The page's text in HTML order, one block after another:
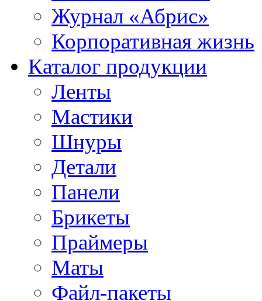
Журнал «Абрис»
Корпоративная жизнь
Каталог продукции
Ленты
Мастики
Шнуры
Детали
Панели
Брикеты
Праймеры
Маты
Файл-пакеты